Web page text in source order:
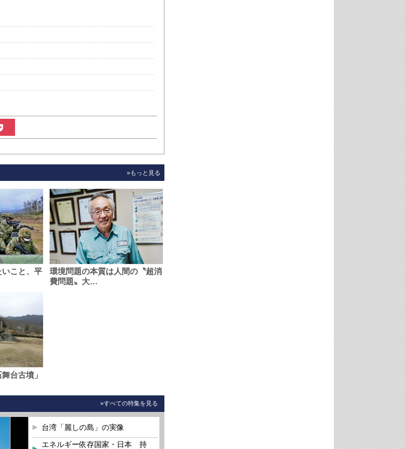
»もっと見る
こと、平
環境問題の本質は人間の〝超消
費問題〟大…
台古墳」
»すべての特集を見る
台湾「麗しの島」の実像
エネルギー依存国家・日本 持